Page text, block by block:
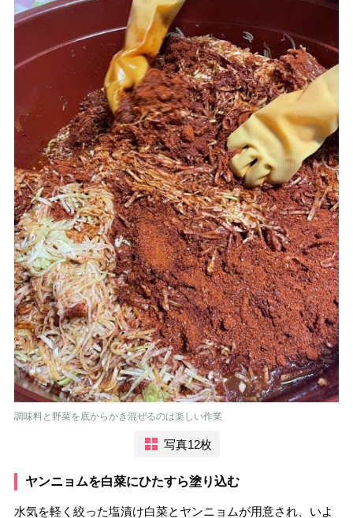
調味料と野菜を底からかき混ぜるのは楽しい作業
写真12枚
ヤンニョムを白菜にひたすら塗り込む
水気を軽く絞った塩漬け白菜とヤンニョムが用意され、いよ